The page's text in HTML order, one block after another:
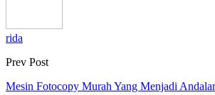
rida
Prev Post
Mesin Fotocopy Murah Yang Menjadi